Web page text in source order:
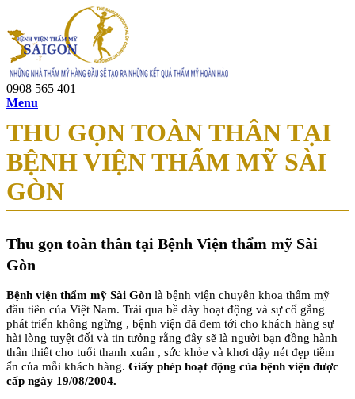
0908 565 401
Menu
THU GỌN TOÀN THÂN TẠI
BỆNH VIỆN THẨM MỸ SÀI
GÒN
Thu gọn toàn thân tại Bệnh Viện thẩm mỹ Sài
Gòn
Bệnh viện thẩm mỹ Sài Gòn là bệnh viện chuyên khoa thẩm mỹ
đầu tiên của Việt Nam. Trải qua bề dày hoạt động và sự cố gắng
phát triển không ngừng , bệnh viện đã đem tới cho khách hàng sự
hài lòng tuyệt đối và tin tưởng rằng đây sẽ là người bạn đồng hành
thân thiết cho tuổi thanh xuân , sức khỏe và khơi dậy nét đẹp tiềm
ẩn của mỗi khách hàng. Giấy phép hoạt động của bệnh viện được
cấp ngày 19/08/2004.